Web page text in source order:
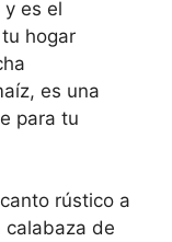
es el
hogar
es una
para tu
rústico a
calabaza de